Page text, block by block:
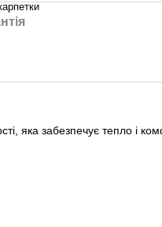
яка забезпечує тепло і